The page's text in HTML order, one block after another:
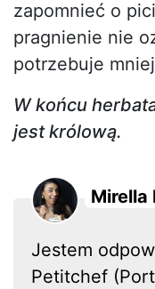
zapomnieć o
pragnienie nie
potrzebuje mniej
W końcu
jest królową.
Mirella
Jestem
Petitchef